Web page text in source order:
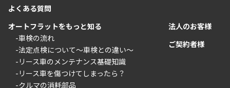
よくある質問
オートフラットをもっと知る
-車検の流れ
-法定点検について〜車検との違い〜
-リース車のメンテナンス基礎知識
-リース車を傷つけてしまったら？
-クルマの消耗部品
法人のお客様
ご契約者様